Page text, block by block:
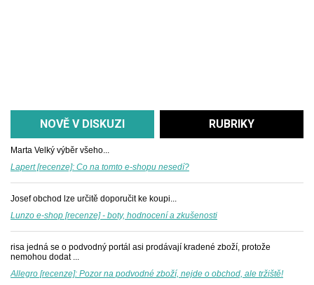
NOVĚ V DISKUZI RUBRIKY
Marta Velký výběr všeho...
Lapert [recenze]: Co na tomto e-shopu nesedí?
Josefobchod lze určitě doporučit ke koupi...
Lunzo e-shop [recenze] - boty, hodnocení a zkušenosti
risa jedná se o podvodný portál asi prodávají kradené zboží, protože
nemohou dodat ...
Allegro [recenze]: Pozor na podvodné zboží, nejde o obchod, ale tržiště!